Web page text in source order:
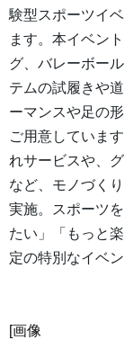
験型スポーツイ
ます。本イベン
グ、バレーボー
テムの試履きや
ーマンスや足の
ご用意していま
れサービスや、
など、モノづく
実施。スポーツ
たい」「もっと
定の特別なイベン
[画像